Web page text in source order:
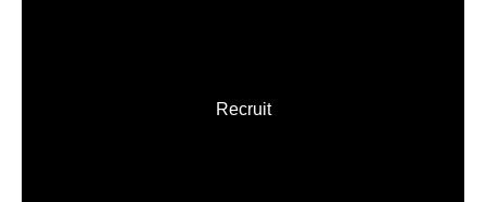
Recruit